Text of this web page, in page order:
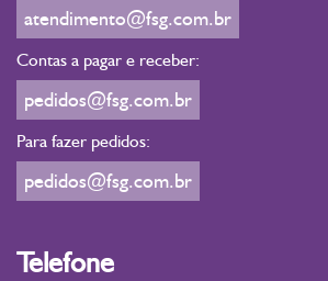
atendimento@fsg.com.br
Contas a pagar e receber:
pedidos@fsg.com.br
Para fazer pedidos:
pedidos@fsg.com.br
Telefone